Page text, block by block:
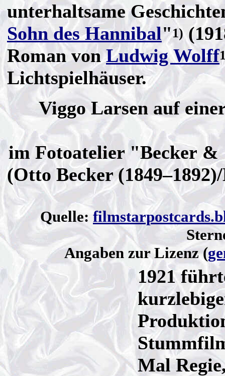
unterhaltsame
Sohn des Hannibal"1)
Roman vonLudwig Wolff
Lichtspielhäuser.
Viggo Larsen auf
im Fotoatelier "Becker
(Otto Becker
Quelle:
Angaben zur Lizenz (
1921
Mal